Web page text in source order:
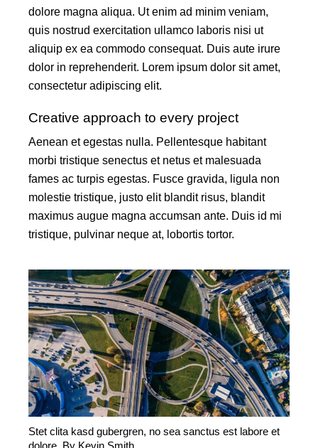
dolore magna aliqua. Ut enim ad minim veniam,
quis nostrud exercitation ullamco laboris nisi ut
aliquip ex ea commodo consequat. Duis aute irure
dolor in reprehenderit. Lorem ipsum dolor sit amet,
consectetur adipiscing elit.
Creative approach to every project
Aenean et egestas nulla. Pellentesque habitant
morbi tristique senectus et netus et malesuada
fames ac turpis egestas. Fusce gravida, ligula non
molestie tristique, justo elit blandit risus, blandit
maximus augue magna accumsan ante. Duis id mi
tristique, pulvinar neque at, lobortis tortor.
Stet clita kasd gubergren, no sea sanctus est labore et